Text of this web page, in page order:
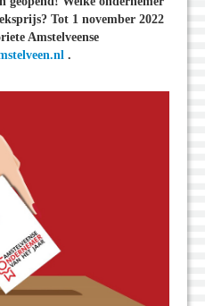
Tot 1 november 2022
Amstelveense
.